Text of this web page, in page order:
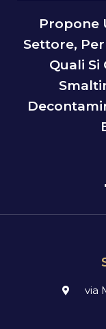
Propone
Settore,
Quali Si
via